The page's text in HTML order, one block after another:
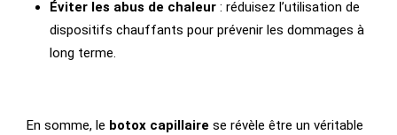
Éviter les abus de chaleur : réduisez l’utilisation de
dispositifs chauffants pour prévenir les dommages à
long terme.
En somme, le botox capillaire se révèle être un véritable